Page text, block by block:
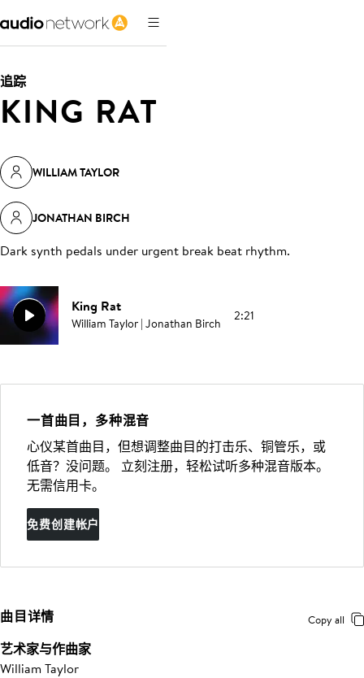
追踪
KING RAT
WILLIAM TAYLOR
JONATHAN BIRCH
Dark synth pedals under urgent break beat rhythm.
King Rat
William Taylor | Jonathan Birch 2:21
一首曲目，多种混音
心仪某首曲目，但想调整曲目的打击乐、铜管乐，或
低音？没问题。 立刻注册，轻松试听多种混音版本。
无需信用卡。
免费创建帐户
曲目详情 Copy all
艺术家与作曲家
William Taylor